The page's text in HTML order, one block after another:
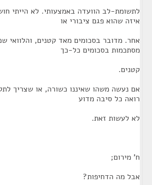
לתשומת-לב הוועדה באמצעותי. לא הייתי
איזה שהוא פגם ציבורי או
אחר. מדובר בסכומים מאד קטנים, והלוואי
מסתכמות בסכומים כל-כך
קטנים.
אם נעשה משהו שאיננו כשורה, או שצריך
רואה כל סיבה מדוע
לא לעשות זאת.
ח' מירום;
אבל מה הדחיפות?